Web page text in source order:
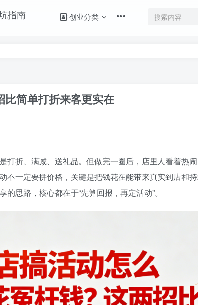
创业分类
比简单打折来客更实在
打折、满减、送礼品。但做完一圈后，店里人看着热
不一定要拼价格，关键是把钱花在能带来真实到店和
思路，核心都在于“先算回报，再定活动”。